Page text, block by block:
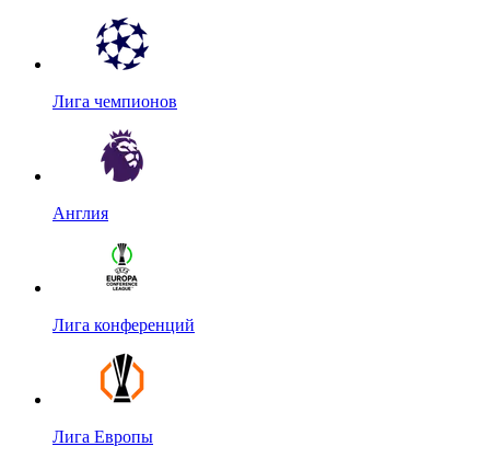
Лига чемпионов
Англия
Лига конференций
Лига Европы